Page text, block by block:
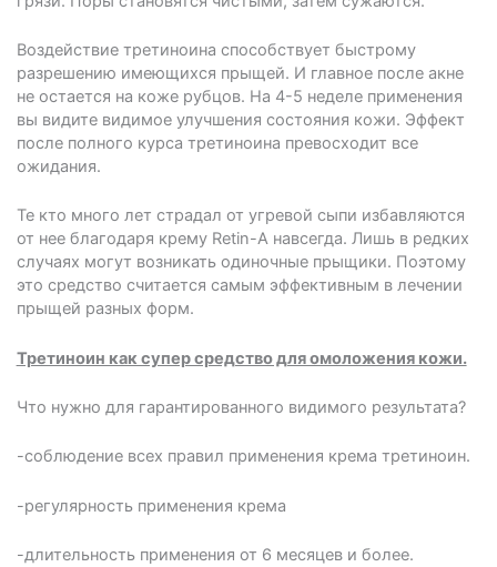
Воздействие третиноина способствует быстрому
разрешению имеющихся прыщей. И главное после акне
не остается на коже рубцов. На 4-5 неделе применения
вы видите видимое улучшения состояния кожи. Эффект
после полного курса третиноина превосходит все
ожидания.
Те кто много лет страдал от угревой сыпи избавляются
от нее благодаря крему Retin-А навсегда. Лишь в редких
случаях могут возникать одиночные прыщики. Поэтому
это средство считается самым эффективным в лечении
прыщей разных форм.
Третиноин как супер средство для омоложения кожи.
Что нужно для гарантированного видимого результата?
-соблюдение всех правил применения крема третиноин.
-регулярность применения крема
-длительность применения от 6 месяцев и более.